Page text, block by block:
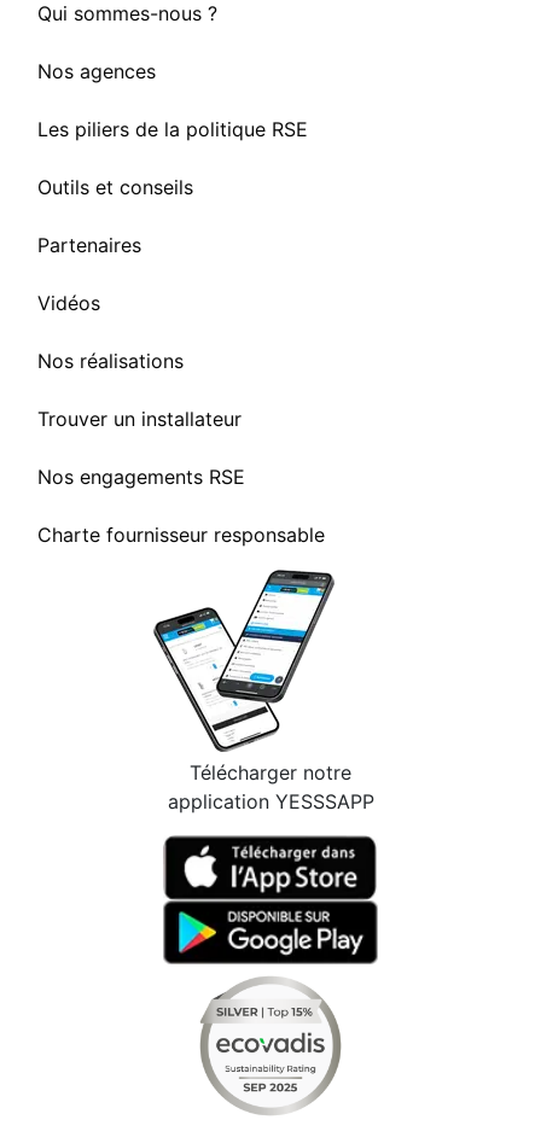
Qui sommes-nous ?
Nos agences
Les piliers de la politique RSE
Outils et conseils
Partenaires
Vidéos
Nos réalisations
Trouver un installateur
Nos engagements RSE
Charte fournisseur responsable
Télécharger notre
application YESSSAPP